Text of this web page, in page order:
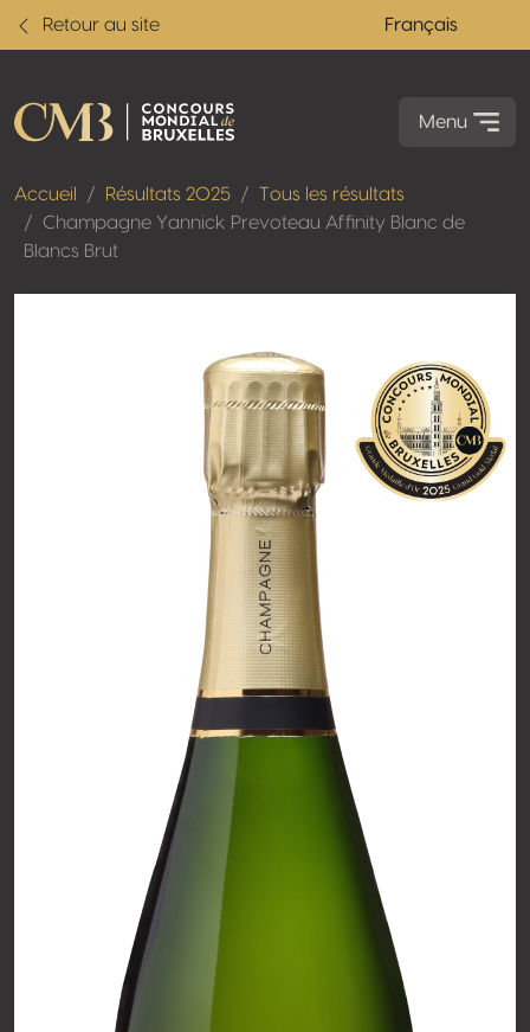
Retour au site Français
Menu
Accueil Résultats 2025
Tous les résultats
Champagne Yannick Prevoteau Affinity Blanc de
Blancs Brut